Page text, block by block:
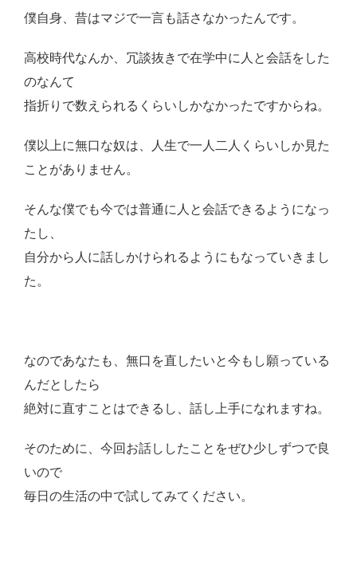
僕自身、昔はマジで一言も話さなかったんです。
高校時代なんか、冗談抜きで在学中に人と会話をした
のなんて
指折りで数えられるくらいしかなかったですからね。
僕以上に無口な奴は、人生で一人二人くらいしか見た
ことがありません。
そんな僕でも今では普通に人と会話できるようになっ
たし、
自分から人に話しかけられるようにもなっていきまし
た。
なのであなたも、無口を直したいと今もし願っている
んだとしたら
絶対に直すことはできるし、話し上手になれますね。
そのために、今回お話ししたことをぜひ少しずつで良
いので
毎日の生活の中で試してみてください。